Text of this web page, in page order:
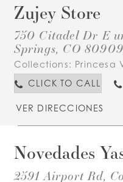
Zujey Store
750 Citadel Dr E
Springs, CO
Collections: Princesa
CLICK TO CALL
VER DIRECCIONES
Novedades
2591 Airport Rd,